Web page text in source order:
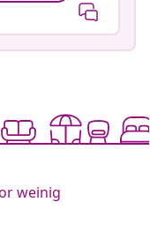
weinig